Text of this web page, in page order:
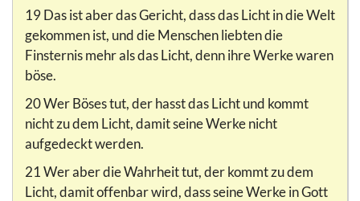
19 Das ist aber das Gericht, dass das Licht in die Welt
gekommen ist, und die Menschen liebten die
Finsternis mehr als das Licht, denn ihre Werke waren
böse.
20 Wer Böses tut, der hasst das Licht und kommt
nicht zu dem Licht, damit seine Werke nicht
aufgedeckt werden.
21 Wer aber die Wahrheit tut, der kommt zu dem
Licht, damit offenbar wird, dass seine Werke in Gott